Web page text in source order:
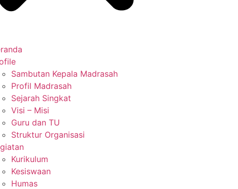
Sambutan Kepala Madrasah
Profil Madrasah
Sejarah Singkat
Visi – Misi
Guru dan TU
Struktur Organisasi
Kurikulum
Kesiswaan
Humas